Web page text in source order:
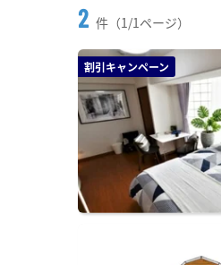
2 件（1/1ページ）
割引キャンペーン